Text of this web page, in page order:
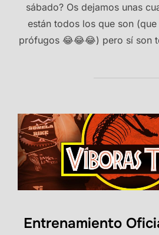
sábado? Os dejamos unas
están todos los que son
prófugos 😂😂😂) pero sí son
Entrenamiento